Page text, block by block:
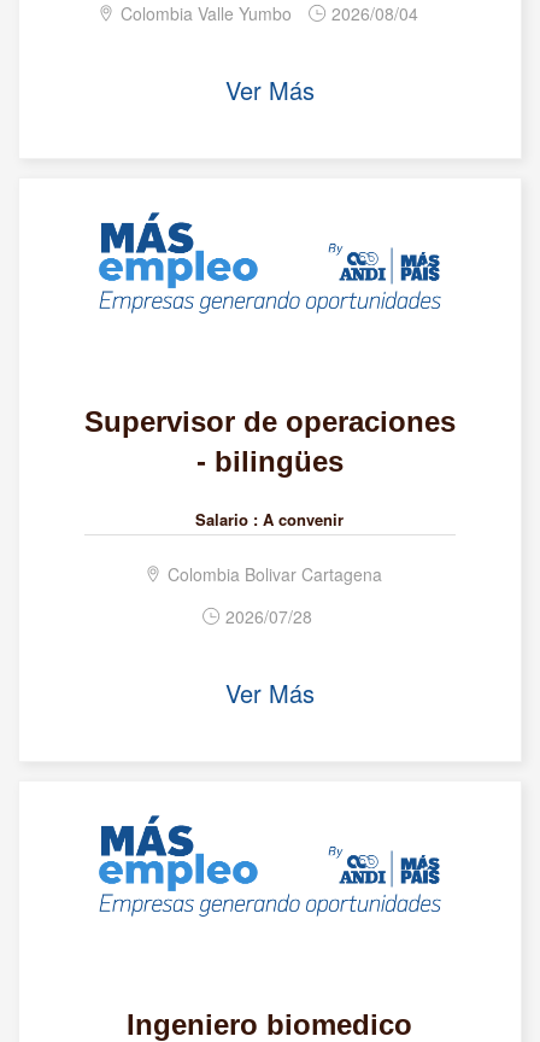
Colombia Valle Yumbo 2026/08/04
Ver Más
Supervisor de operaciones
- bilingües
Salario : A convenir
Colombia Bolivar Cartagena
2026/07/28
Ver Más
Ingeniero biomedico